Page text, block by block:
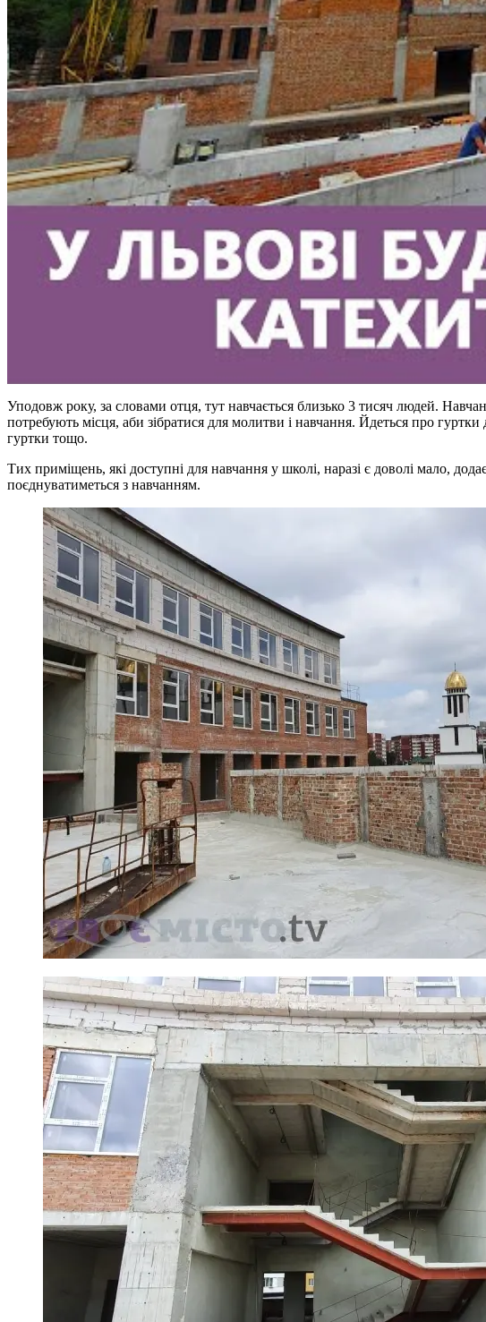
Уподовж року, за словами отця, тут навчається близько 3 тисяч людей.
потребують місця, аби зібратися для молитви і навчання. Йдеться про
гуртки тощо.
Тих приміщень, які доступні для навчання у школі, наразі є доволі мало,
поєднуватиметься з навчанням.